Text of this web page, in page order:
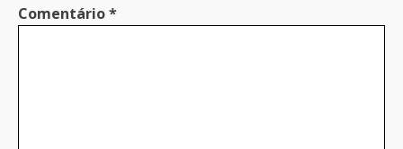
Comentário*